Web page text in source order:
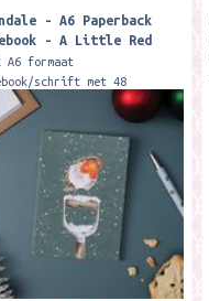
- A6 Paperback
- A Little Red
A6 formaat
schrift met 48
Merk: Wrendale
Jot down your notes in
with this A6 paperback
featuring...